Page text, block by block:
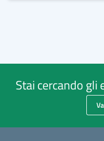
Stai cercando gli